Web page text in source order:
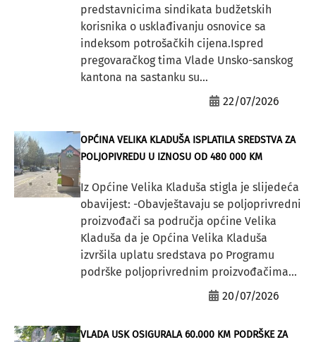
predstavnicima sindikata budžetskih
korisnika o usklađivanju osnovice sa
indeksom potrošačkih cijena.Ispred
pregovaračkog tima Vlade Unsko-sanskog
kantona na sastanku su...
22/07/2026
OPĆINA VELIKA KLADUŠA ISPLATILA SREDSTVA ZA
POLJOPIVREDU U IZNOSU OD 480 000 KM
Iz Općine Velika Kladuša stigla je slijedeća
obavijest: -Obavještavaju se poljoprivredni
proizvođači sa područja općine Velika
Kladuša da je Općina Velika Kladuša
izvršila uplatu sredstava po Programu
podrške poljoprivrednim proizvođačima...
20/07/2026
VLADA USK OSIGURALA 60.000 KM PODRŠKE ZA